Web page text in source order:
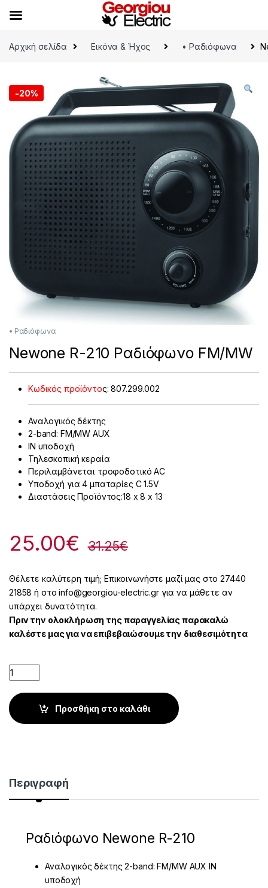
Αρχική σελίδα
Εικόνα & Ήχος • Ραδιόφωνα
-20%
• Ραδιόφωνα
Newone R-210 Ραδιόφωνο FM/MW
Κωδικός προϊόντος:807.299.002
Αναλογικός δέκτης
2-band: FM/MW AUX
IN υποδοχή
Τηλεσκοπική κεραία
Περιλαμβάνεται τροφοδοτικό AC
Υποδοχή για 4 μπαταρίες C 1.5V
Διαστάσεις Προϊόντος:18 x 8 x 13
25.00€ 31.25€
Θέλετε καλύτερη τιμή; Επικοινωνήστε μαζί μας στο 27440
21858 ή στο info@georgiou-electric.gr για να μάθετε αν
υπάρχει δυνατότητα.
Πριν την ολοκλήρωση της παραγγελίας παρακαλώ
καλέστε μας για να επιβεβαιώσουμε την διαθεσιμότητα
Quantity
Προσθήκη στο καλάθι
Περιγραφή
Ραδιόφωνο Newone R-210
Αναλογικός δέκτης 2-band: FM/MW AUX IN
υποδοχή